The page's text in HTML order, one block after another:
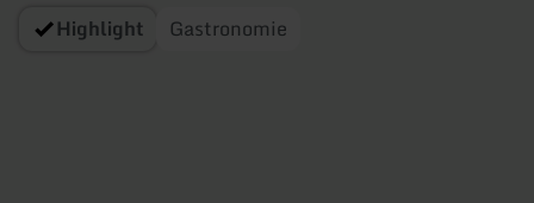
Highlight Gastronomie